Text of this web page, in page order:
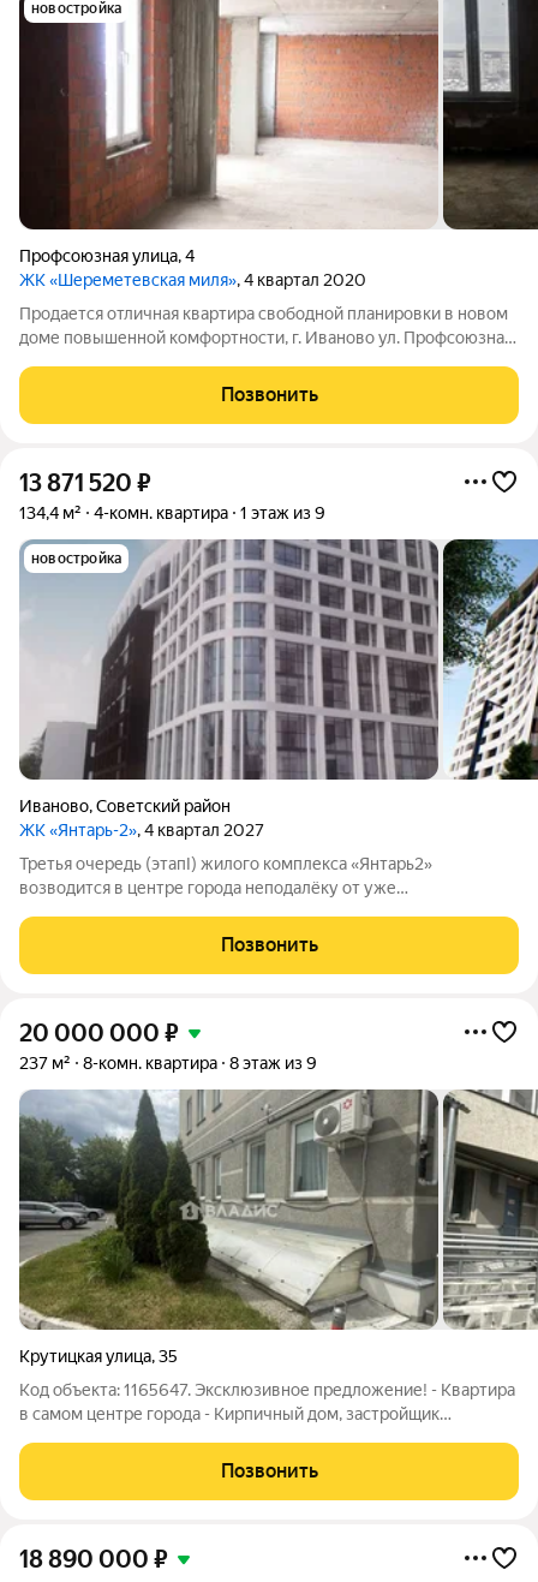
новостройка
Профсоюзная улица,4
ЖК «Шереметевская миля», 4 квартал 2020
Продается отличная квартира свободной планировки в новом
доме повышенной комфортности, г. Иваново ул. Профсоюзная
кв. метров, 17 этаж из 20, материал стен - керамический
кирпич, высокие
Позвонить
13 871 520 ₽
134,4 м² 4-комн. квартира 1 этаж из 9
новостройка
Иваново,Советский район
ЖК «Янтарь-2», 4 квартал 2027
Третья очередь (этапI) жилого комплекса «Янтарь2»
возводится в центре города неподалёку от уже
удобной локацией: здесь хорошо развита инфраструктура, но
при этом нет шума и пыли от крупных
Позвонить
20 000 000 ₽
237 м² 8-комн. квартира 8 этаж из 9
Крутицкая улица,35
Код объекта: 1165647. Эксклюзивное предложение! - Квартира
в самом центре города - Кирпичный дом, застройщик
BAXI - Мебель и техника остается - Окна ПВХ на 2 стороны, две
лоджии - Прекрасный
Позвонить
18 890 000 ₽